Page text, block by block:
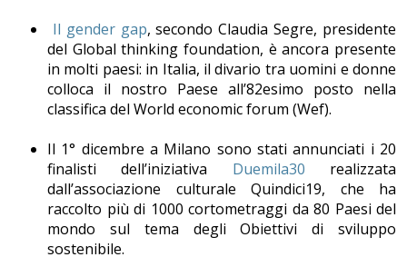
Il gender gap, secondo Claudia Segre, presidente
del Global thinking foundation, è ancora presente
in molti paesi: in Italia, il divario tra uomini e donne
colloca il nostro Paese all’82esimo posto nella
classifica del World economic forum (Wef).
Il 1° dicembre a Milano sono stati annunciati i 20
finalisti dell’iniziativa Duemila30 realizzata
dall’associazione culturale Quindici19, che ha
raccolto più di 1000 cortometraggi da 80 Paesi del
mondo sul tema degli Obiettivi di sviluppo
sostenibile.